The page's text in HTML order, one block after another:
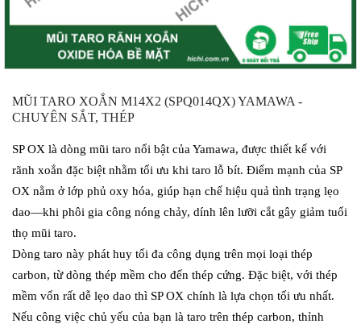
MŨI TARO XOẮN M14X2 (SPQ014QX) YAMAWA -
CHUYÊN SẮT, THÉP
SP OX là dòng mũi taro nổi bật của Yamawa, được thiết kế với
rãnh xoắn đặc biệt nhằm tối ưu khi taro lỗ bít. Điểm mạnh của SP
OX nằm ở lớp phủ oxy hóa, giúp hạn chế hiệu quả tình trạng lẹo
dao—khi phôi gia công nóng chảy, dính lên lưỡi cắt gây giảm tuổi
thọ mũi taro.
Dòng taro này phát huy tối đa công dụng trên mọi loại thép
carbon, từ dòng thép mềm cho đến thép cứng. Đặc biệt, với thép
mềm vốn rất dễ lẹo dao thì SP OX chính là lựa chọn tối ưu nhất.
Nếu công việc chủ yếu của bạn là taro trên thép carbon, thỉnh